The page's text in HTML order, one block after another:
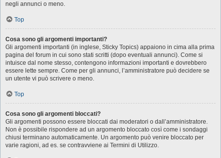
negli annunci o meno.
Top
Cosa sono gli argomenti importanti?
Gli argomenti importanti (in inglese, Sticky Topics) appaiono in cima alla prima
pagina del forum in cui sono stati scritti (dopo eventuali annunci). Come si
intuisce dal nome stesso, contengono informazioni importanti e dovrebbero
essere lette sempre. Come per gli annunci, l’amministratore può decidere se
un utente vi può scrivere o meno.
Top
Cosa sono gli argomenti bloccati?
Gli argomenti possono essere bloccati dai moderatori o dall’amministratore.
Non è possibile rispondere ad un argomento bloccato così come i sondaggi
chiusi terminano automaticamente. Un argomento può venire bloccato per
varie ragioni, ad es. se contravviene ai Termini di Utilizzo.